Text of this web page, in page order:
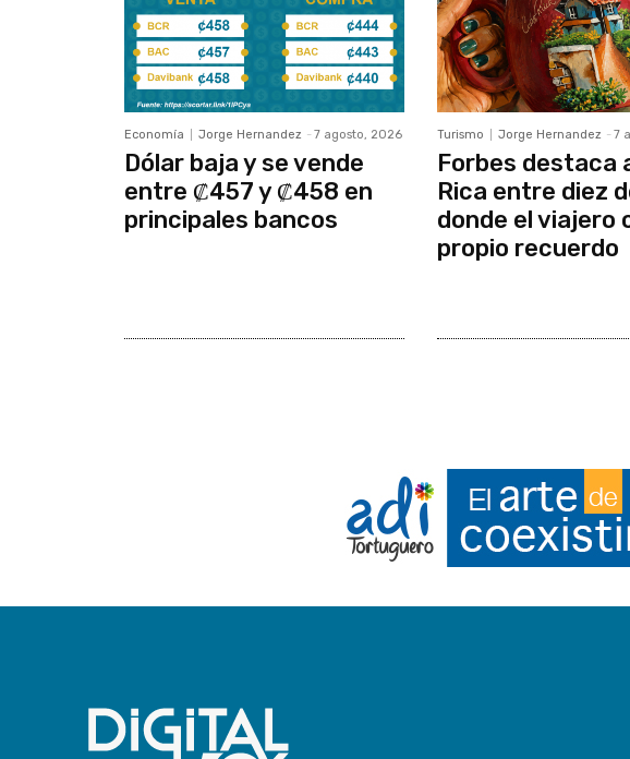
Economía Jorge Hernandez - 7 agosto, 2026
Dólar baja y se vende
entre ₡457 y ₡458 en
principales bancos
Turismo Jorge Hernandez - 7
Forbes destaca
Rica entre diez
donde el viajero
propio recuerdo